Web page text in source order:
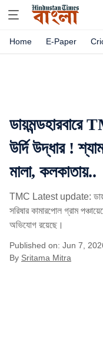
Home E-Paper
ডায়মন্ডহারবারে
উর্দি উদ্ধার !
মালা, কলকাতায়..
TMC Latest update: ডায়মন্ড
সরিষার কামারপোল গ্রাম
অভিযোগ রয়েছে।
Published on: Jun 7,
By Sritama Mitra